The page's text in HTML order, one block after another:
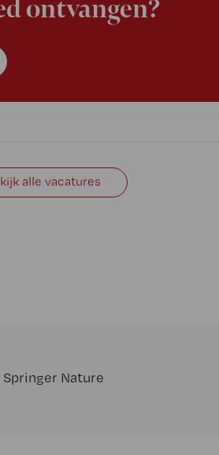
ontvangen?
alle vacatures
Springer Nature